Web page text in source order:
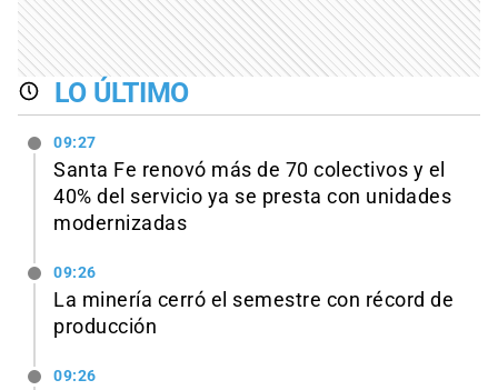
LO ÚLTIMO
09:27
Santa Fe renovó más de 70 colectivos y el
40% del servicio ya se presta con unidades
modernizadas
09:26
La minería cerró el semestre con récord de
producción
09:26